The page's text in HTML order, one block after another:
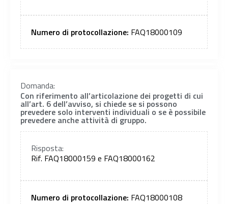
Numero di protocollazione: FAQ18000109
Domanda:
Con riferimento all’articolazione dei progetti di cui
all’art. 6 dell’avviso, si chiede se si possono
prevedere solo interventi individuali o se è possibile
prevedere anche attività di gruppo.
Risposta:
Rif. FAQ18000159 e FAQ18000162
Numero di protocollazione: FAQ18000108